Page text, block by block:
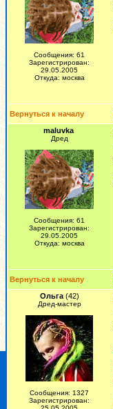
Сообщения: 61
Зарегистрирован:
29.05.2005
Откуда: москва
Вернуться к началу
maluvka
Дред
Сообщения: 61
Зарегистрирован:
29.05.2005
Откуда: москва
Вернуться к началу
Ольга(42)
Дред-мастер
Сообщения: 1327
Зарегистрирован: